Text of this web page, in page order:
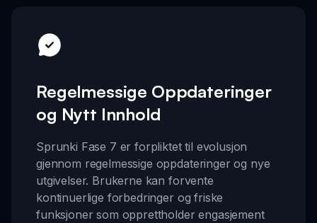
Regelmessige Oppdateringer
og Nytt Innhold
Sprunki Fase 7 er forpliktet til evolusjon
gjennom regelmessige oppdateringer og nye
utgivelser. Brukerne kan forvente
kontinuerlige forbedringer og friske
funksjoner som opprettholder engasjement